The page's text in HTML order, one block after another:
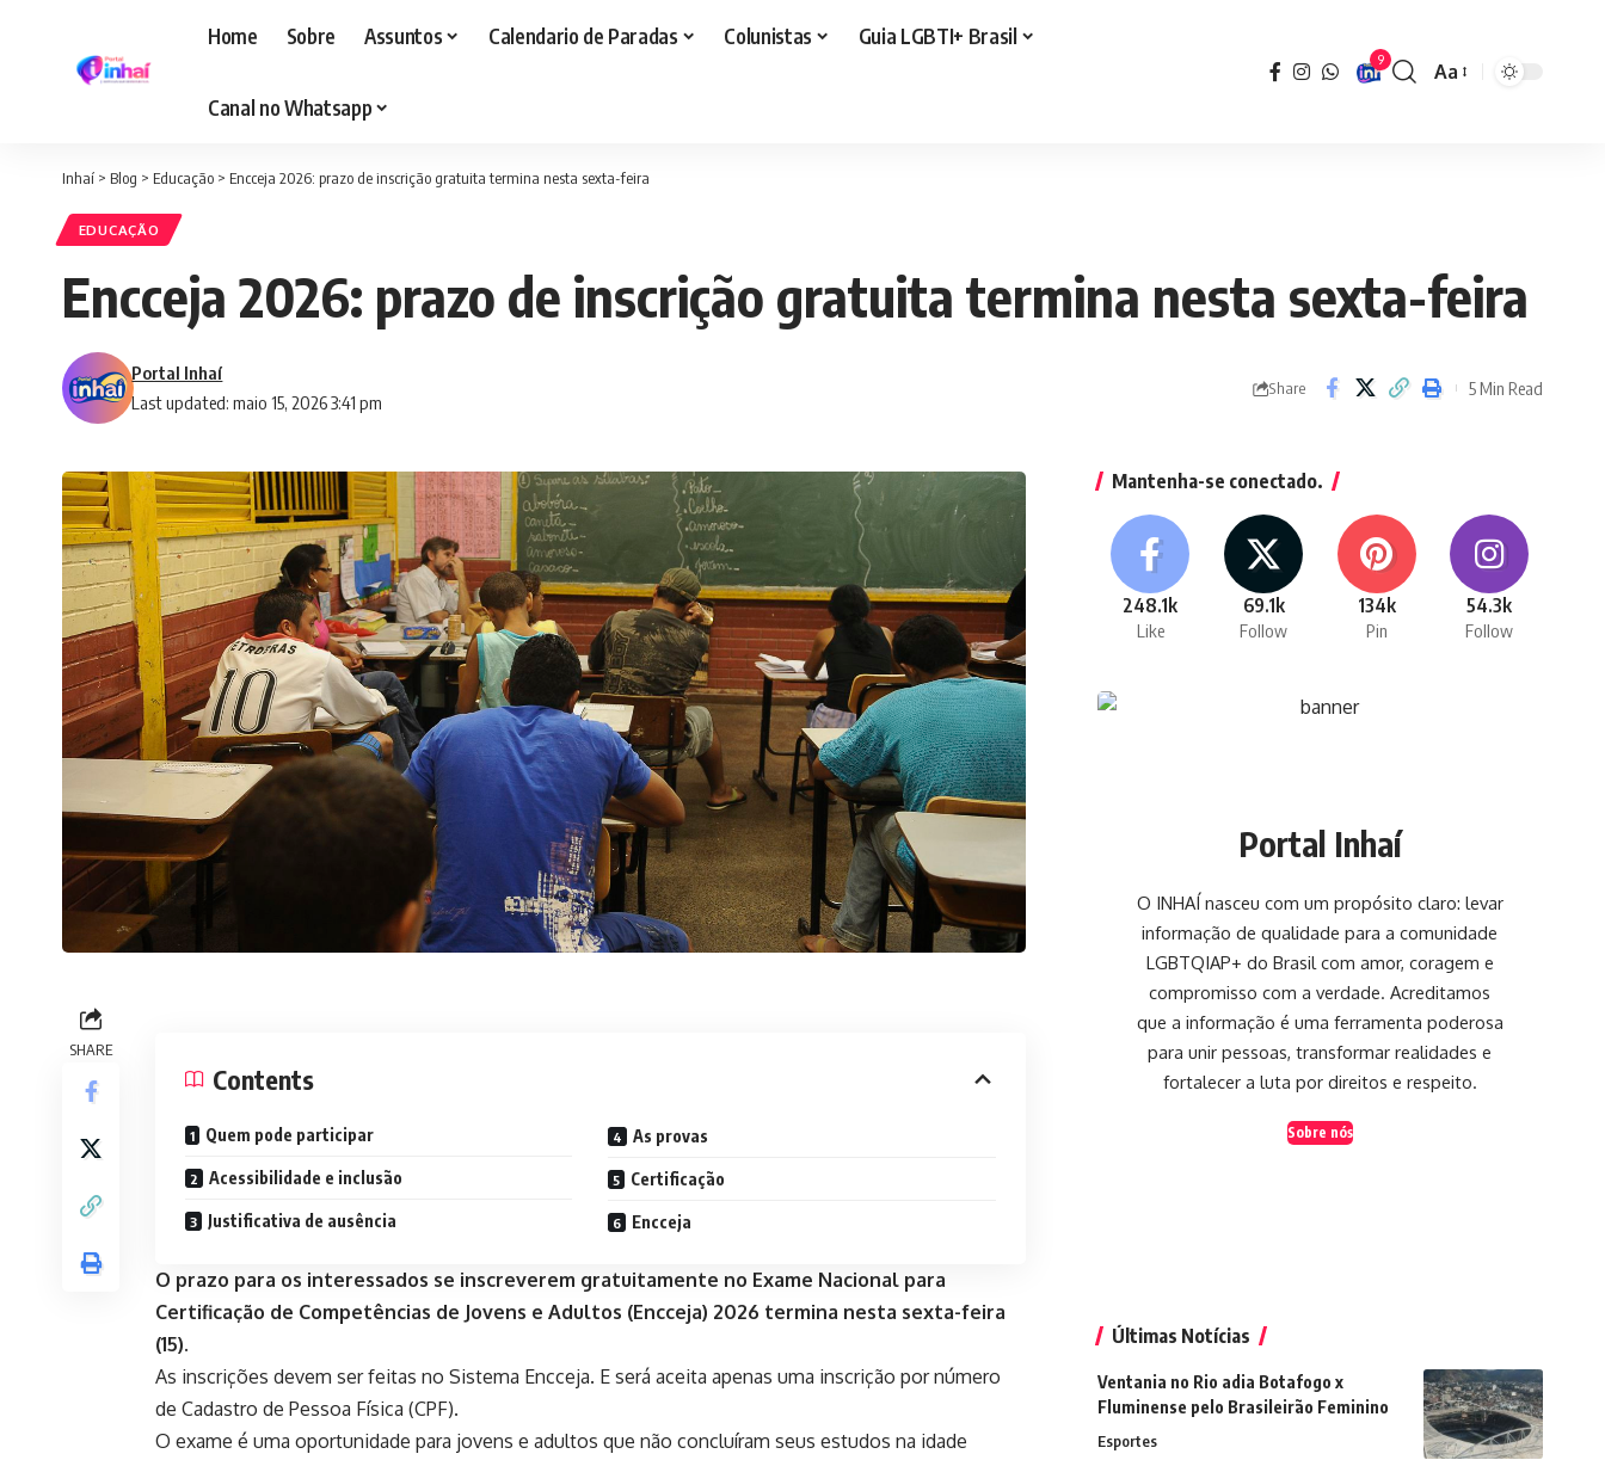
Home Sobre Assuntos Calendario de Paradas Colunistas Guia LGBTI+ Brasil
Canal no Whatsapp
9
Font
Aa
Inhaí > Blog > Educação > Encceja 2026: prazo de inscrição gratuita termina nesta sexta-feira
EDUCAÇÃO
Encceja 2026: prazo de inscrição gratuita termina nesta sexta-feira
Last updated: maio 15, 2026 3:41 pm
Portal Inhaí
Share 5 Min Read
SHARE
Contents
Quem pode participar
Acessibilidade e inclusão
Justificativa de ausência
As provas
Certificação
Encceja
O prazo para os interessados se inscreverem gratuitamente no Exame Nacional para
Certificação de Competências de Jovens e Adultos (Encceja) 2026 termina nesta sexta-feira
(15).
As inscrições devem ser feitas no Sistema Encceja. E será aceita apenas uma inscrição por número
de Cadastro de Pessoa Física (CPF).
O exame é uma oportunidade para jovens e adultos que não concluíram seus estudos na idade
Mantenha-se conectado.
248.1k
Like
69.1k
Follow
134k
Pin
54.3k
Follow
Portal Inhaí
O INHAÍ nasceu com um propósito claro: levar
informação de qualidade para a comunidade
LGBTQIAP+ do Brasil com amor, coragem e
compromisso com a verdade. Acreditamos
que a informação é uma ferramenta poderosa
para unir pessoas, transformar realidades e
fortalecer a luta por direitos e respeito.
Sobre nós
Últimas Notícias
Ventania no Rio adia Botafogo x
Fluminense pelo Brasileirão Feminino
Esportes